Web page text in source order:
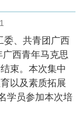
委、共青团广西
西青年马克思
束。本次集中
以及素质拓展
学员参加本次培